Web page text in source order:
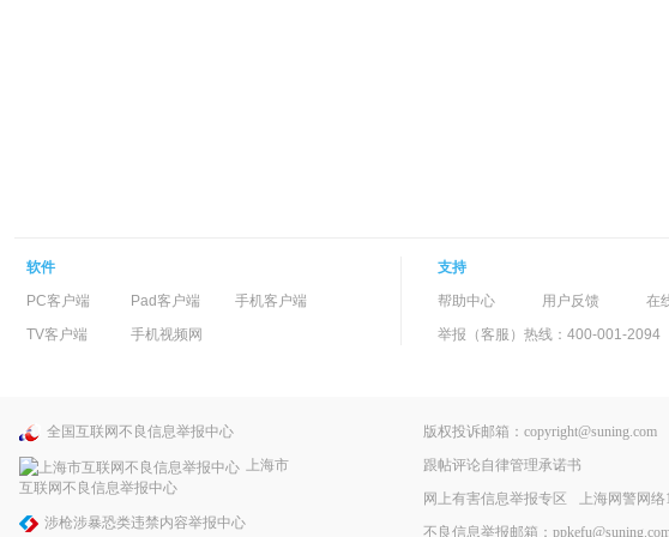
软件
PC客户端
Pad客户端
手机客户端
TV客户端
手机视频网
支持
帮助中心
用户反馈
在
举报（客服）热线：400-001-2094
全国互联网不良信息举报中心
上海市
互联网不良信息举报中心
涉枪涉暴恐类违禁内容举报中心
版权投诉邮箱：copyright@suning.com
跟帖评论自律管理承诺书
网上有害信息举报专区
上海网警网络
不良信息举报邮箱：